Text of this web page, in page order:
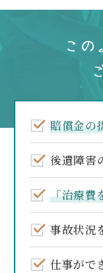
賠償金の
後遺障害
「治療費
事故状況
仕事がで